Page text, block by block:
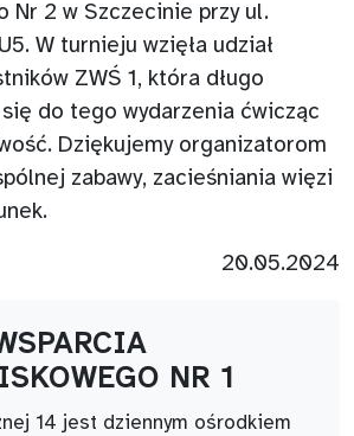
Nr 2 w Szczecinie przy ul.
W turnieju wzięła udział
ZWŚ 1, która długo
się do tego wydarzenia ćwicząc
Dziękujemy organizatorom
zabawy, zacieśniania więzi
20.05.2024
NR 1
14 jest dziennym ośrodkiem